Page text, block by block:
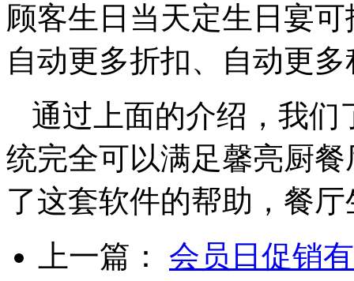
顾客生日当天定生日宴
自动更多折扣、自动更
通过上面的介绍，我们
统完全可以满足馨亮厨
了这套软件的帮助，餐
上一篇： 会员日促销